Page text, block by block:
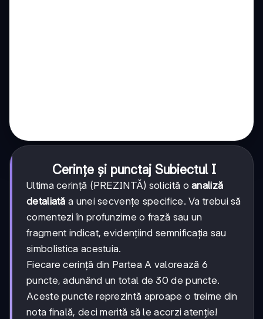
Cerințe și punctaj Subiectul I
Ultima cerință (PREZINTĂ) solicită oanaliză
detaliată a unei secvențe specifice. Va trebui să
comentezi în profunzime o frază sau un
fragment indicat, evidențiind semnificația sau
simbolistica acestuia.
Fiecare cerință din Partea A valorează 6
puncte, adunând un total de 30 de puncte.
Aceste puncte reprezintă aproape o treime din
nota finală, deci merită să le acorzi atenție!